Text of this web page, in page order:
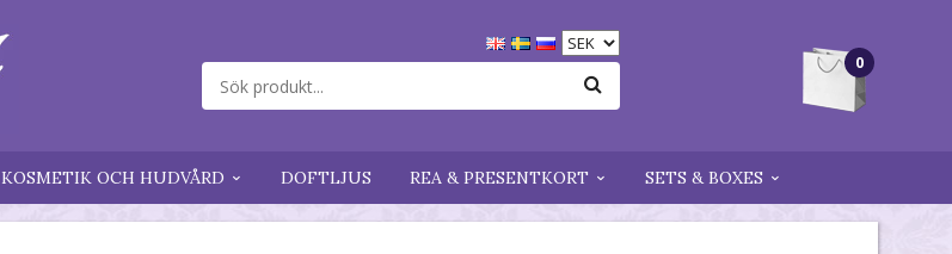
0
KOSMETIK OCH HUDVÅRD DOFTLJUS REA & PRESENTKORT SETS & BOXES